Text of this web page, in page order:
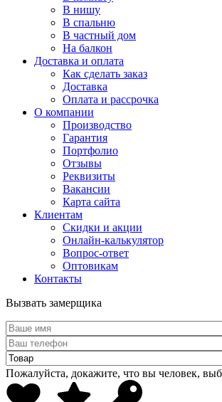
В нишу
В спальню
В частный дом
На балкон
Доставка и оплата
Как сделать заказ
Доставка
Оплата и рассрочка
О компании
Производство
Гарантия
Портфолио
Отзывы
Реквизиты
Вакансии
Карта сайта
Клиентам
Скидки и акции
Онлайн-калькулятор
Вопрос-ответ
Оптовикам
Контакты
Вызвать замерщика
Пожалуйста, докажите, что вы человек,